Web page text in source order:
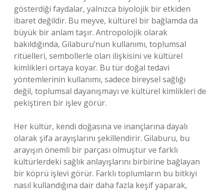
gösterdiği faydalar, yalnızca biyolojik bir etkiden
ibaret değildir. Bu meyve, kültürel bir bağlamda da
büyük bir anlam taşır. Antropolojik olarak
bakıldığında, Gilaburu’nun kullanımı, toplumsal
ritüelleri, sembollerle olan ilişkisini ve kültürel
kimlikleri ortaya koyar. Bu tür doğal tedavi
yöntemlerinin kullanımı, sadece bireysel sağlığı
değil, toplumsal dayanışmayı ve kültürel kimlikleri de
pekiştiren bir işlev görür.
Her kültür, kendi doğasına ve inançlarına dayalı
olarak şifa arayışlarını şekillendirir. Gilaburu, bu
arayışın önemli bir parçası olmuştur ve farklı
kültürlerdeki sağlık anlayışlarını birbirine bağlayan
bir köprü işlevi görür. Farklı toplumların bu bitkiyi
nasıl kullandığına dair daha fazla keşif yaparak,